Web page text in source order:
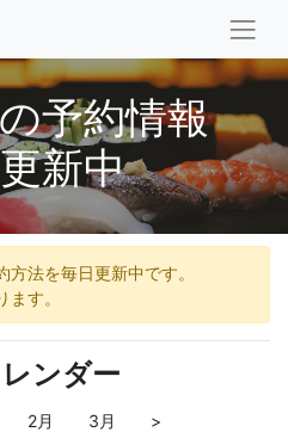
予約情報
新中
法を毎日更新中です。
す。
ンダー
2月 3月 >